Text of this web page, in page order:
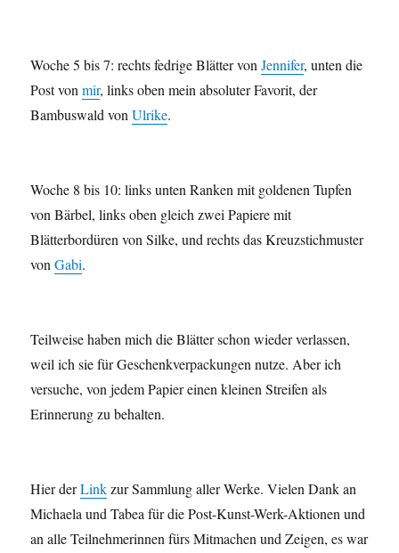
Woche 5 bis 7: rechts fedrige Blätter vonJennifer, unten die
Post vonmir, links oben mein absoluter Favorit, der
Bambuswald vonUlrike.
Woche 8 bis 10: links unten Ranken mit goldenen Tupfen
von Bärbel, links oben gleich zwei Papiere mit
Blätterbordüren von Silke, und rechts das Kreuzstichmuster
vonGabi.
Teilweise haben mich die Blätter schon wieder verlassen,
weil ich sie für Geschenkverpackungen nutze. Aber ich
versuche, von jedem Papier einen kleinen Streifen als
Erinnerung zu behalten.
Hier derLinkzur Sammlung aller Werke. Vielen Dank an
Michaela und Tabea für die Post-Kunst-Werk-Aktionen und
an alle Teilnehmerinnen fürs Mitmachen und Zeigen, es war